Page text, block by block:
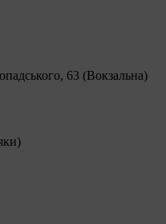
63 (Вокзальна)